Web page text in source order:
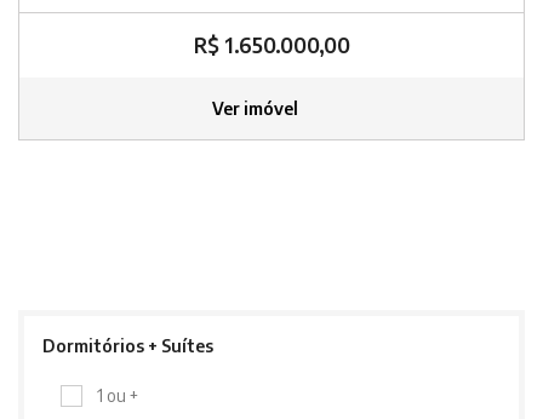
R$ 1.650.000,00
Ver imóvel
Dormitórios + Suítes
1 ou +